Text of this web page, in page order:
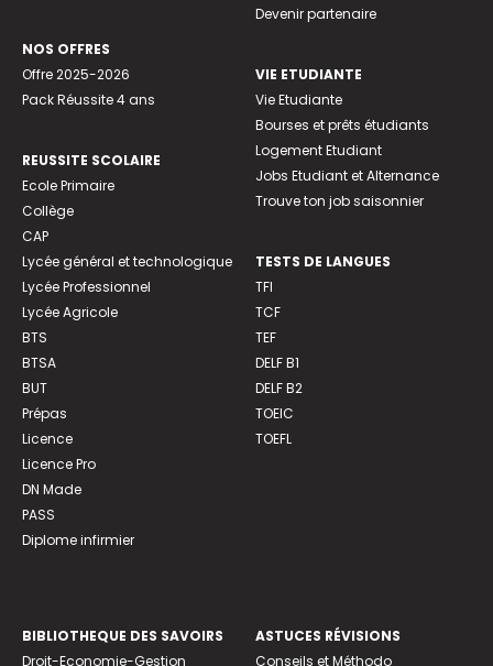
NOS OFFRES
Offre 2025-2026
Pack Réussite 4 ans
REUSSITE SCOLAIRE
Ecole Primaire
Collège
CAP
Lycée général et technologique
Lycée Professionnel
Lycée Agricole
BTS
BTSA
BUT
Prépas
Licence
Licence Pro
DN Made
PASS
Diplome infirmier
Devenir partenaire
VIE ETUDIANTE
Vie Etudiante
Bourses et prêts étudiants
Logement Etudiant
Jobs Etudiant et Alternance
Trouve ton job saisonnier
TESTS DE LANGUES
TFI
TCF
TEF
DELF B1
DELF B2
TOEIC
TOEFL
BIBLIOTHEQUE DES SAVOIRS
Droit-Economie-Gestion
ASTUCES RÉVISIONS
Conseils et Méthodo